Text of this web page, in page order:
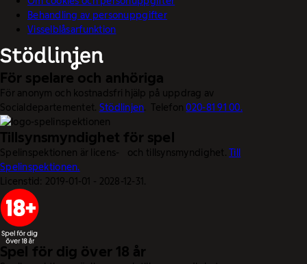
Behandling av personuppgifter
Visselblåsarfunktion
För spelare och anhöriga
För anonym och kostnadsfri hjälp på uppdrag av
Socialdepartementet. Stödlinjen. Telefon020-81 91 00.
Tillsynsmyndighet för spel
Spelinspektionen är licens- och tillsynsmyndighet.Till
Spelinspektionen.
Licenstid: 2019-01-01 - 2028-12-31.
Spel för dig över 18 år